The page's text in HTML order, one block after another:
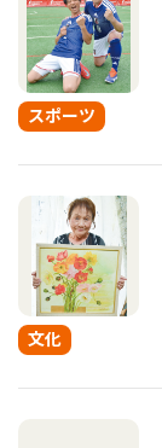
スポーツ
文化